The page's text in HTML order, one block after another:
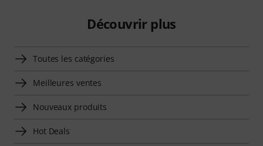
Découvrir plus
Toutes les catégories
Meilleures ventes
Nouveaux produits
Hot Deals